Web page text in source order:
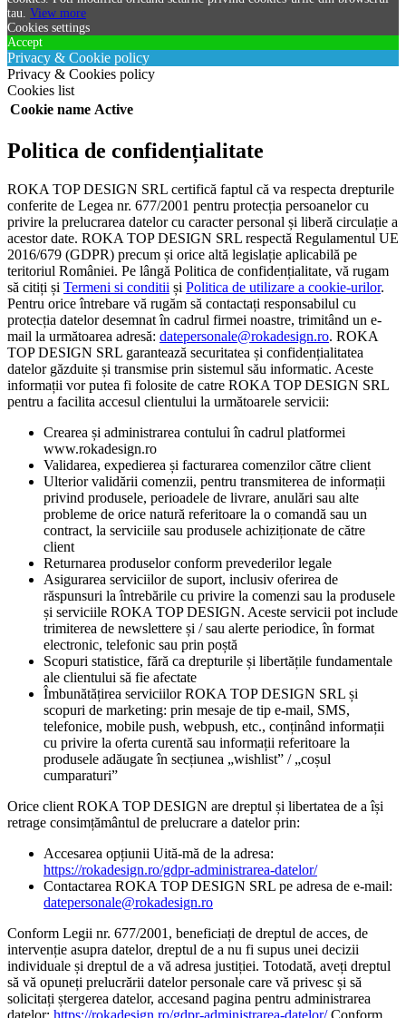
tau. View more
Cookies settings
Accept
Privacy & Cookie policy
Privacy & Cookies policy
Cookies list
Cookie name Active
Politica de confidențialitate
ROKA TOP DESIGN SRL certifică faptul că va respecta drepturile
conferite de Legea nr. 677/2001 pentru protecția persoanelor cu
privire la prelucrarea datelor cu caracter personal și liberă circulație a
acestor date. ROKA TOP DESIGN SRL respectă Regulamentul UE
2016/679 (GDPR) precum și orice altă legislație aplicabilă pe
teritoriul României. Pe lângă Politica de confidențialitate, vă rugam
să citiți și Termeni si conditii și Politica de utilizare a cookie-urilor.
Pentru orice întrebare vă rugăm să contactați responsabilul cu
protecția datelor desemnat în cadrul firmei noastre, trimitând un e-
mail la următoarea adresă: datepersonale@rokadesign.ro. ROKA
TOP DESIGN SRL garantează securitatea și confidențialitatea
datelor găzduite și transmise prin sistemul său informatic. Aceste
informații vor putea fi folosite de catre ROKA TOP DESIGN SRL
pentru a facilita accesul clientului la următoarele servicii:
Crearea și administrarea contului în cadrul platformei
www.rokadesign.ro
Validarea, expedierea și facturarea comenzilor către client
Ulterior validării comenzii, pentru transmiterea de informații
privind produsele, perioadele de livrare, anulări sau alte
probleme de orice natură referitoare la o comandă sau un
contract, la serviciile sau produsele achiziționate de către
client
Returnarea produselor conform prevederilor legale
Asigurarea serviciilor de suport, inclusiv oferirea de
răspunsuri la întrebările cu privire la comenzi sau la produsele
și serviciile ROKA TOP DESIGN. Aceste servicii pot include
trimiterea de newslettere și / sau alerte periodice, în format
electronic, telefonic sau prin poștă
Scopuri statistice, fără ca drepturile și libertățile fundamentale
ale clientului să fie afectate
Îmbunătățirea serviciilor ROKA TOP DESIGN SRL și
scopuri de marketing: prin mesaje de tip e-mail, SMS,
telefonice, mobile push, webpush, etc., conținând informații
cu privire la oferta curentă sau informații referitoare la
produsele adăugate în secțiunea „wishlist” / „coșul
cumparaturi”
Orice client ROKA TOP DESIGN are dreptul și libertatea de a își
retrage consimțământul de prelucrare a datelor prin:
Accesarea opțiunii Uită-mă de la adresa:
https://rokadesign.ro/gdpr-administrarea-datelor/
Contactarea ROKA TOP DESIGN SRL pe adresa de e-mail:
datepersonale@rokadesign.ro
Conform Legii nr. 677/2001, beneficiați de dreptul de acces, de
intervenție asupra datelor, dreptul de a nu fi supus unei decizii
individuale și dreptul de a vă adresa justiției. Totodată, aveți dreptul
să vă opuneți prelucrării datelor personale care vă privesc și să
solicitați ștergerea datelor, accesand pagina pentru administrarea